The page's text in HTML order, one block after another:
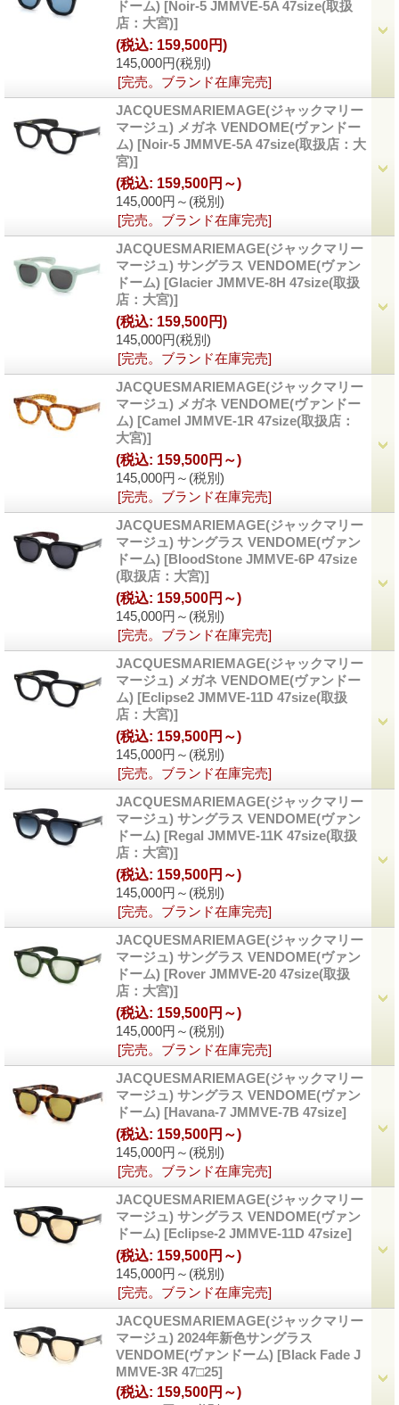
ドーム) [Noir-5 JMMVE-5A 47size(取扱
店：大宮)]
145,000円(税別)
(税込: 159,500円)
[完売。ブランド在庫完売]
JACQUESMARIEMAGE(ジャックマリー
マージュ) メガネ VENDOME(ヴァンドー
ム) [Noir-5 JMMVE-5A 47size(取扱店：大
宮)]
145,000円～ (税別)
(税込: 159,500円～)
[完売。ブランド在庫完売]
JACQUESMARIEMAGE(ジャックマリー
マージュ) サングラス VENDOME(ヴァン
ドーム) [Glacier JMMVE-8H 47size(取扱
店：大宮)]
145,000円(税別)
(税込: 159,500円)
[完売。ブランド在庫完売]
JACQUESMARIEMAGE(ジャックマリー
マージュ) メガネ VENDOME(ヴァンドー
ム) [Camel JMMVE-1R 47size(取扱店：
大宮)]
145,000円～ (税別)
(税込: 159,500円～)
[完売。ブランド在庫完売]
JACQUESMARIEMAGE(ジャックマリー
マージュ) サングラス VENDOME(ヴァン
ドーム) [BloodStone JMMVE-6P 47size
(取扱店：大宮)]
145,000円～ (税別)
(税込: 159,500円～)
[完売。ブランド在庫完売]
JACQUESMARIEMAGE(ジャックマリー
マージュ) メガネ VENDOME(ヴァンドー
ム) [Eclipse2 JMMVE-11D 47size(取扱
店：大宮)]
145,000円～ (税別)
(税込: 159,500円～)
[完売。ブランド在庫完売]
JACQUESMARIEMAGE(ジャックマリー
マージュ) サングラス VENDOME(ヴァン
ドーム) [Regal JMMVE-11K 47size(取扱
店：大宮)]
145,000円～ (税別)
(税込: 159,500円～)
[完売。ブランド在庫完売]
JACQUESMARIEMAGE(ジャックマリー
マージュ) サングラス VENDOME(ヴァン
ドーム) [Rover JMMVE-20 47size(取扱
店：大宮)]
145,000円～ (税別)
(税込: 159,500円～)
[完売。ブランド在庫完売]
JACQUESMARIEMAGE(ジャックマリー
マージュ) サングラス VENDOME(ヴァン
ドーム) [Havana-7 JMMVE-7B 47size]
145,000円～ (税別)
(税込: 159,500円～)
[完売。ブランド在庫完売]
JACQUESMARIEMAGE(ジャックマリー
マージュ) サングラス VENDOME(ヴァン
ドーム) [Eclipse-2 JMMVE-11D 47size]
145,000円～ (税別)
(税込: 159,500円～)
[完売。ブランド在庫完売]
JACQUESMARIEMAGE(ジャックマリー
マージュ) 2024年新色サングラス
VENDOME(ヴァンドーム) [Black Fade J
MMVE-3R 47□25]
(税込: 159,500円～)